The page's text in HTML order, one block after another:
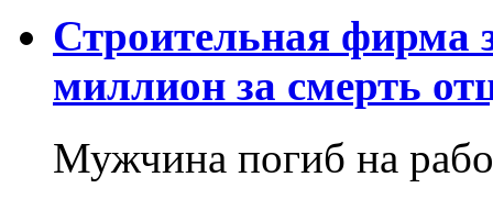
Строительная фирма
миллион за смерть
Мужчина погиб на